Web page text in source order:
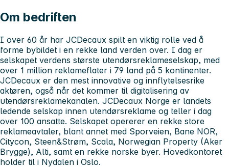
Om bedriften
I over 60 år har JCDecaux spilt en viktig rolle ved å
forme bybildet i en rekke land verden over. I dag er
selskapet verdens største utendørsreklameselskap, med
over 1 million reklameflater i 79 land på 5 kontinenter.
JCDecaux er den mest innovative og innflytelsesrike
aktøren, også når det kommer til digitalisering av
utendørsreklamekanalen. JCDecaux Norge er landets
ledende selskap innen utendørsreklame og teller i dag
over 100 ansatte. Selskapet opererer en rekke store
reklameavtaler, blant annet med Sporveien, Bane NOR,
Citycon, Steen&Strøm, Scala, Norwegian Property (Aker
Brygge), Alti, samt en rekke norske byer. Hovedkontoret
holder til i Nydalen i Oslo.